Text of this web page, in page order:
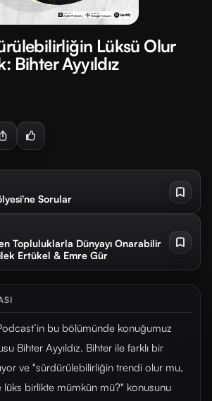
Lüksü Olur
Bihter Ayyıldız
Sorular
Topluluklarla Dünyayı Onarabilir
Ertükel & Emre Gür
bu bölümünde konuğumuz
Bihter Ayyıldız. Bihter ile farklı bir
ve "sürdürülebilirliğin trendi olur mu,
lüks birlikte mümkün mü?" konusunu